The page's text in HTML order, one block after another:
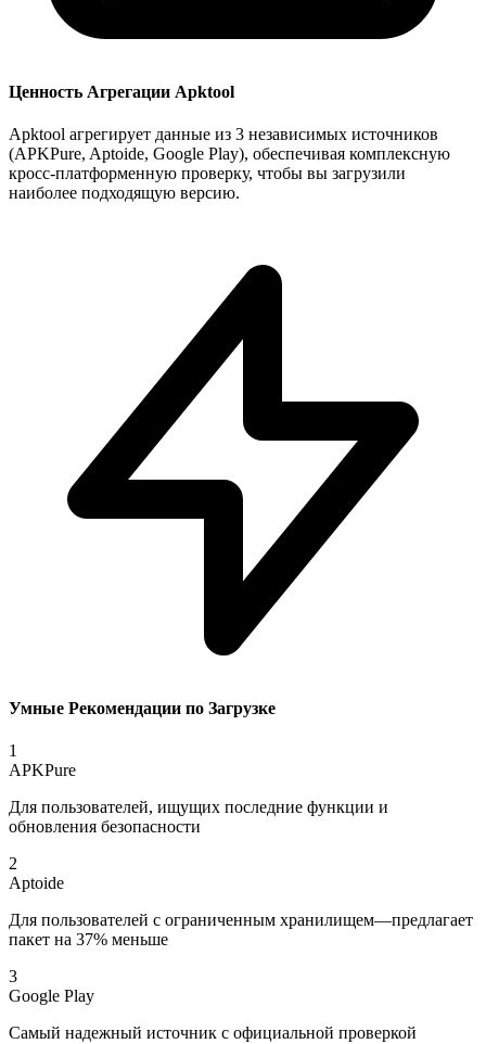
Ценность Агрегации Apktool
Apktool агрегирует данные из 3 независимых источников
(APKPure, Aptoide, Google Play), обеспечивая комплексную
кросс-платформенную проверку, чтобы вы загрузили
наиболее подходящую версию.
Умные Рекомендации по Загрузке
1
APKPure
Для пользователей, ищущих последние функции и
обновления безопасности
2
Aptoide
Для пользователей с ограниченным хранилищем—предлагает
пакет на 37% меньше
3
Google Play
Самый надежный источник с официальной проверкой